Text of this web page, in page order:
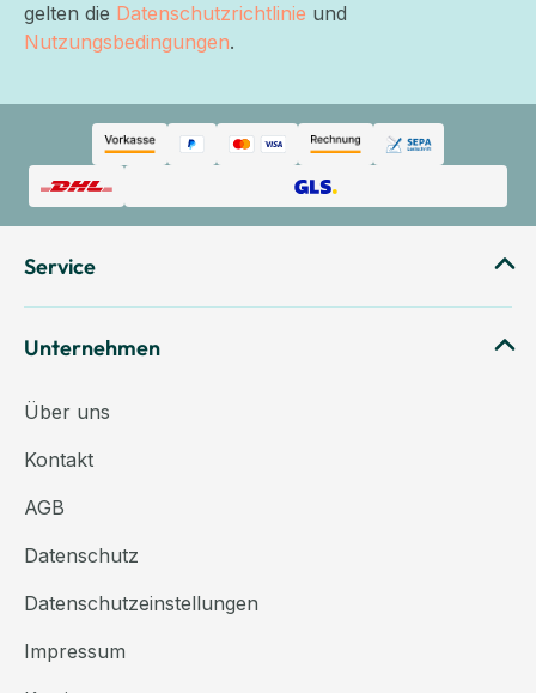
gelten die Datenschutzrichtlinie und
Nutzungsbedingungen.
Service
Unternehmen
Über uns
Kontakt
AGB
Datenschutz
Datenschutzeinstellungen
Impressum